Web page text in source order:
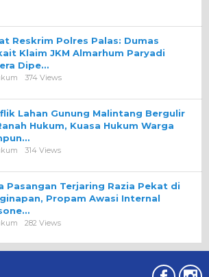
Reskrim Polres Palas: Dumas
Klaim JKM Almarhum Paryadi
Dipe…
374 Views
Lahan Gunung Malintang Bergulir
Hukum, Kuasa Hukum Warga
314 Views
Pasangan Terjaring Razia Pekat di
Propam Awasi Internal
282 Views